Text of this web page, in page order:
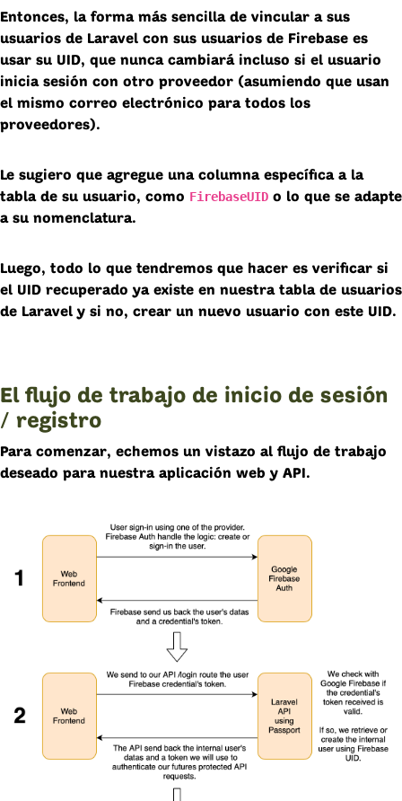
Entonces, la forma más sencilla de vincular a sus
usuarios de Laravel con sus usuarios de Firebase es
usar su UID, que nunca cambiará incluso si el usuario
inicia sesión con otro proveedor (asumiendo que usan
el mismo correo electrónico para todos los
proveedores).
Le sugiero que agregue una columna específica a la
tabla de su usuario, como FirebaseUID o lo que se adapte
a su nomenclatura.
Luego, todo lo que tendremos que hacer es verificar si
el UID recuperado ya existe en nuestra tabla de usuarios
de Laravel y si no, crear un nuevo usuario con este UID.
El flujo de trabajo de inicio de sesión
/ registro
Para comenzar, echemos un vistazo al flujo de trabajo
deseado para nuestra aplicación web y API.